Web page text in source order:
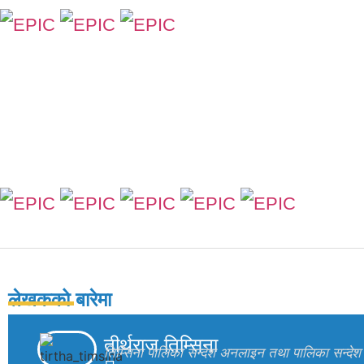
लेखकको बारेमा
तीर्थराज तिम्सिना
तिम्सिना पालिका सन्देश अनलाइन तथा पालिका